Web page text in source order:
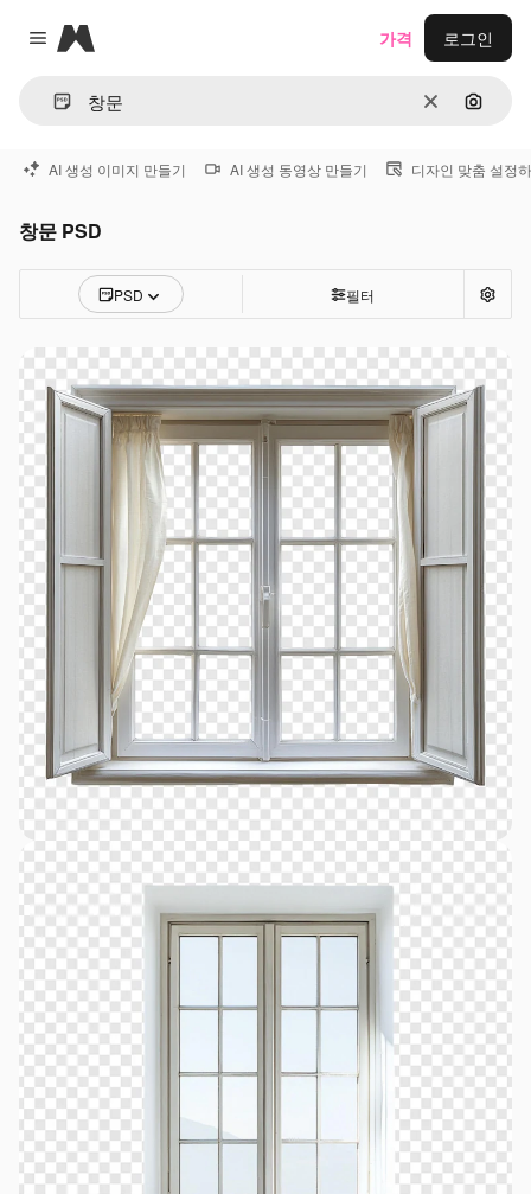
Close menu
Magnific
지우기이미지
가격 로그인
AI 생성 이미지 만들기 AI 생성 동영상 만들기 디자인 맞춤 설정
창문 PSD
PSD 필터